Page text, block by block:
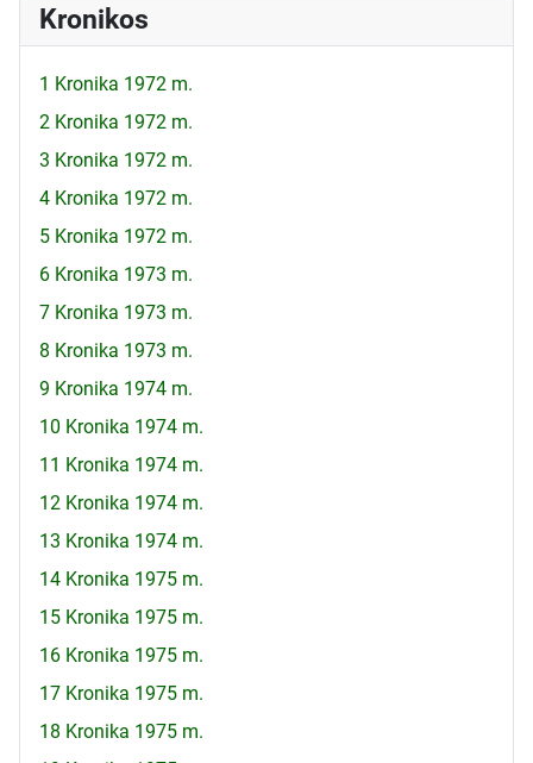
Kronikos
1 Kronika 1972 m.
2 Kronika 1972 m.
3 Kronika 1972 m.
4 Kronika 1972 m.
5 Kronika 1972 m.
6 Kronika 1973 m.
7 Kronika 1973 m.
8 Kronika 1973 m.
9 Kronika 1974 m.
10 Kronika 1974 m.
11 Kronika 1974 m.
12 Kronika 1974 m.
13 Kronika 1974 m.
14 Kronika 1975 m.
15 Kronika 1975 m.
16 Kronika 1975 m.
17 Kronika 1975 m.
18 Kronika 1975 m.